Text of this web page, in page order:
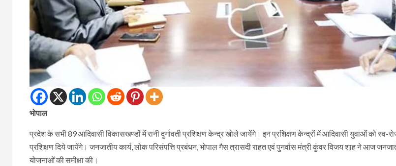
भोपाल
प्रदेश के सभी 89 आदिवासी विकासखण्डों में रानी दुर्गावती प्रशिक्षण केन्द्र खोले जायेंगे। इन प्रशिक्षण केन्द्रों में आदिवासी युवाओं को स्व-
प्रशिक्षण दिये जायेंगे। जनजातीय कार्य, लोक परिसंपत्ति प्रबंधन, भोपाल गैस त्रासदी राहत एवं पुनर्वास मंत्री कुंवर विजय शाह ने आज
योजनाओं की समीक्षा की।